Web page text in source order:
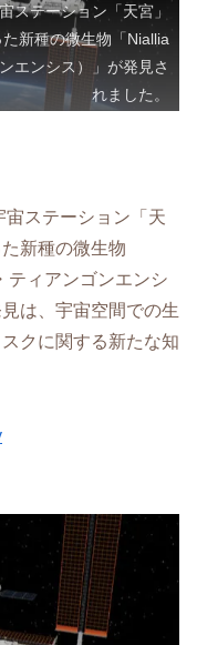
ステーション「天宮」
新種の微生物「Niallia
エンシス）」が発見さ
れました。
ステーション「天
新種の微生物
ティアンゴンエンシ
は、宇宙空間での生
クに関する新たな知